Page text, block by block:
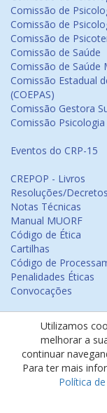
Comissão de
Comissão de
Comissão de
Comissão de Saúde
Comissão de Saúde
Comissão Estadual
(COEPAS)
Comissão Gestora
Comissão
Eventos do CRP-15
CREPOP - Livros
Resoluções/Decretos
Notas Técnicas
Manual MUORF
Código de Ética
Cartilhas
Código de
Penalidades Éticas
Convocações
Emissão de
Psicologia na Mídia
Ouvidoria
Política de cookies
Política de
Utilizamos
melhorar a
continuar
Para ter mais
Política